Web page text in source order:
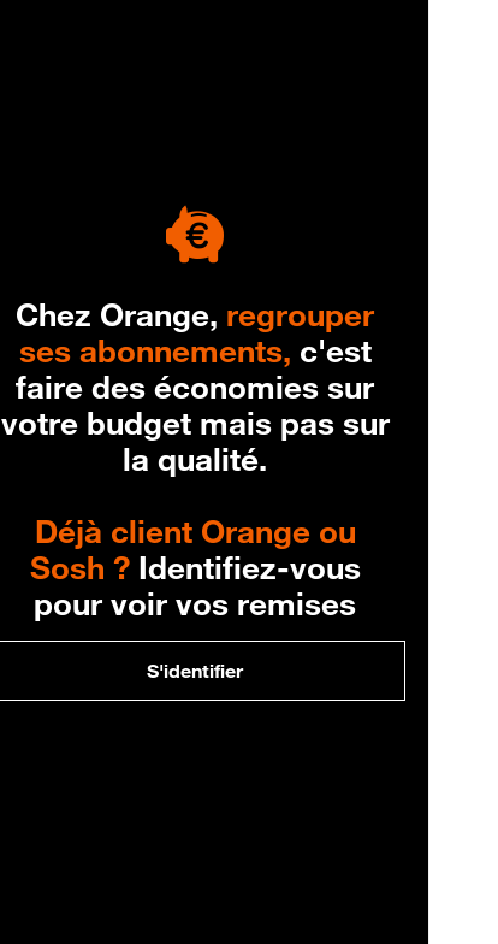
Chez Orange, regrouper
ses abonnements, c'est
faire des économies sur
votre budget mais pas sur
la qualité.
Déjà client Orange ou
Sosh ?Identifiez-vous
pour voir vos remises
S'identifier